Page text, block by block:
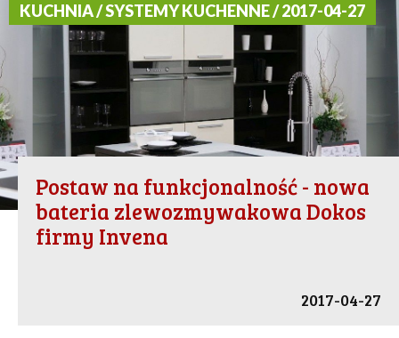
KUCHNIA / SYSTEMY KUCHENNE / 2017-04-27
Postaw na funkcjonalność - nowa
bateria zlewozmywakowa Dokos
firmy Invena
2017-04-27